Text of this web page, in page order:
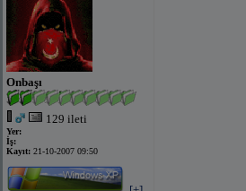
Onbaşı
129 ileti
Yer:
İş:
Kayıt: 21-10-2007 09:50